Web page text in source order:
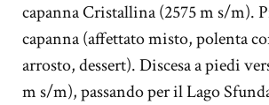
capanna Cristallina (2575 m s/m).
capanna (affettato misto, polenta
arrosto, dessert). Discesa a piedi
m s/m), passando per il Lago